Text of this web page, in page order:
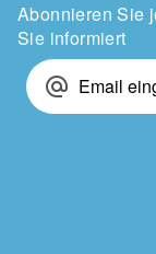
Abonnieren Sie
Sie informiert
alternate_email